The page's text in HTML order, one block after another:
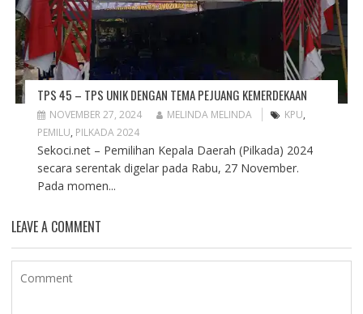
TPS 45 – TPS UNIK DENGAN TEMA PEJUANG KEMERDEKAAN
NOVEMBER 27, 2024 MELINDA MELINDA KPU,
PEMILU, PILKADA 2024
Sekoci.net – Pemilihan Kepala Daerah (Pilkada) 2024
secara serentak digelar pada Rabu, 27 November.
Pada momen...
LEAVE A COMMENT